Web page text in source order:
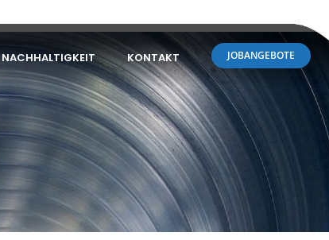
NACHHALTIGKEIT KONTAKT JOBANGEBOTE